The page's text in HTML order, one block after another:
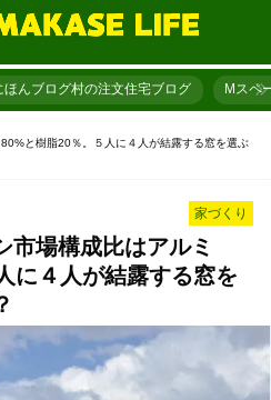
ほんブログ村の注文住宅ブログ Mスペ
と樹脂20％。５人に４人が結露する窓を選ぶ
家づくり
市場構成比はアルミ
に４人が結露する窓を